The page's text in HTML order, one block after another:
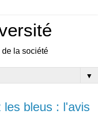
la société
▼
les bleus : l'avis